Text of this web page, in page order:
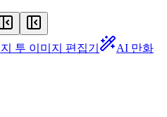
투 이미지 편집기
AI 만화